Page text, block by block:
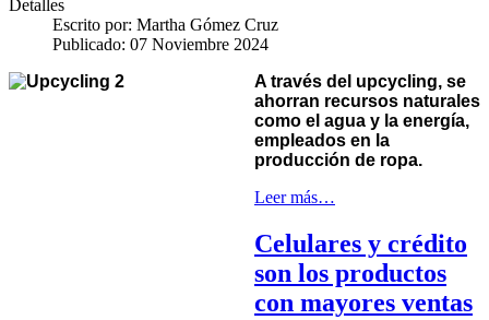
Detalles
Escrito por: Martha Gómez Cruz
Publicado: 07 Noviembre 2024
A través del upcycling, se
ahorran recursos naturales
como el agua y la energía,
empleados en la
producción de ropa.
Leer más…
Celulares y crédito
son los productos
con mayores ventas